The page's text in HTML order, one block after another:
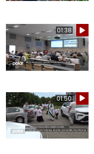
01:38
01:50